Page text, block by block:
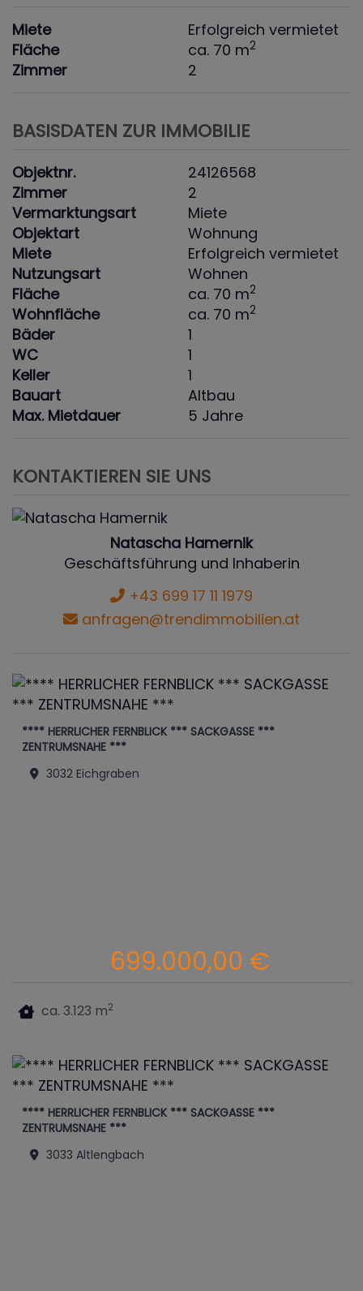
Miete
Erfolgreich vermietet
Fläche
ca. 70 m2
Zimmer 2
BASISDATEN ZUR IMMOBILIE
Objektnr.
24126568
Zimmer
2
Vermarktungsart
Miete
Objektart
Wohnung
Miete
Erfolgreich vermietet
Nutzungsart
Wohnen
Fläche
ca. 70 m2
Wohnfläche ca. 70 m2
Bäder
1
WC
1
Keller
1
Bauart
Altbau
Max. Mietdauer
5 Jahre
KONTAKTIEREN SIE UNS
Natascha Hamernik
Geschäftsführung und Inhaberin
+43 699 17 11 1979
anfragen@trendimmobilien.at
**** HERRLICHER FERNBLICK *** SACKGASSE ***
ZENTRUMSNAHE ***
3032 Eichgraben
ca. 3.123 m2
699.000,00 €
**** HERRLICHER FERNBLICK *** SACKGASSE ***
ZENTRUMSNAHE ***
3033 Altlengbach